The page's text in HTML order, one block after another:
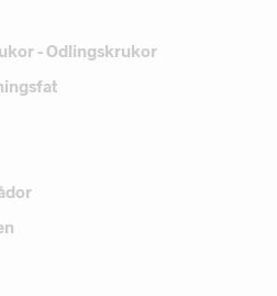
- Odlingskrukor